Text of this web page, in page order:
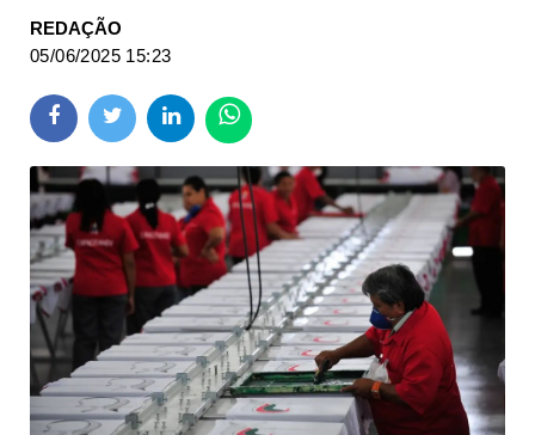
REDAÇÃO
05/06/2025 15:23